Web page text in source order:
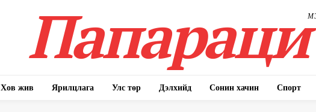
Папараци
Хов жив Ярилцлага Улс төр Дэлхийд Сонин хачин Спорт